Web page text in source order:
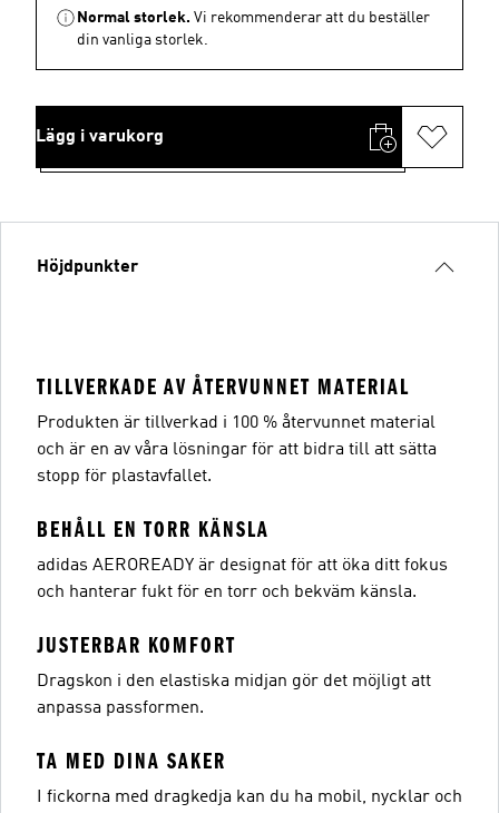
Normal storlek. Vi rekommenderar att du beställer
din vanliga storlek.
Lägg i varukorg
Höjdpunkter
TILLVERKADE AV ÅTERVUNNET MATERIAL
Produkten är tillverkad i 100 % återvunnet material
och är en av våra lösningar för att bidra till att sätta
stopp för plastavfallet.
BEHÅLL EN TORR KÄNSLA
adidas AEROREADY är designat för att öka ditt fokus
och hanterar fukt för en torr och bekväm känsla.
JUSTERBAR KOMFORT
Dragskon i den elastiska midjan gör det möjligt att
anpassa passformen.
TA MED DINA SAKER
I fickorna med dragkedja kan du ha mobil, nycklar och